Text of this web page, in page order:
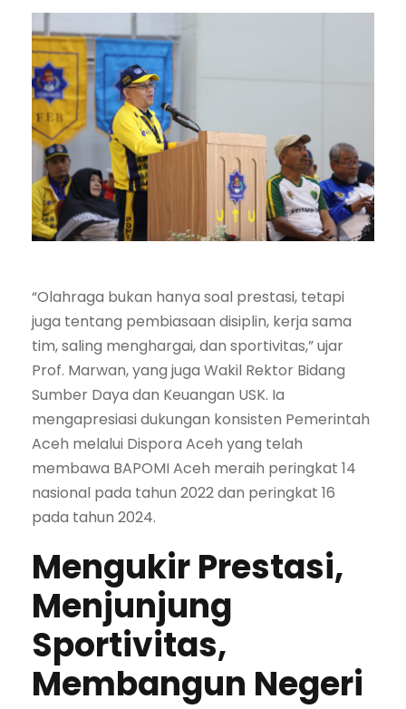
“Olahraga bukan hanya soal prestasi, tetapi
juga tentang pembiasaan disiplin, kerja sama
tim, saling menghargai, dan sportivitas,” ujar
Prof. Marwan, yang juga Wakil Rektor Bidang
Sumber Daya dan Keuangan USK. Ia
mengapresiasi dukungan konsisten Pemerintah
Aceh melalui Dispora Aceh yang telah
membawa BAPOMI Aceh meraih peringkat 14
nasional pada tahun 2022 dan peringkat 16
pada tahun 2024.
Mengukir Prestasi,
Menjunjung
Sportivitas,
Membangun Negeri